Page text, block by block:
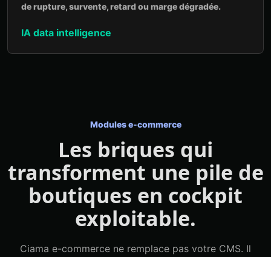
de rupture, survente, retard ou marge dégradée.
IA data intelligence
Modules e-commerce
Les briques qui
transforment une pile de
boutiques en cockpit
exploitable.
Ciama e-commerce ne remplace pas votre CMS. Il